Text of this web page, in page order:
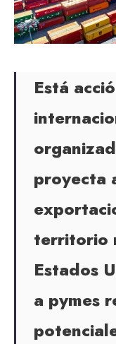
Está
proyecta
territorio
Estados
a pymes